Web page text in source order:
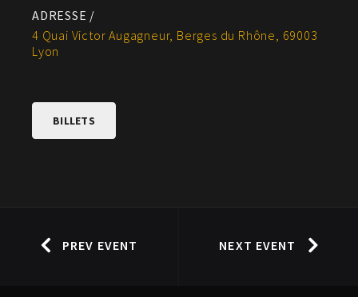
ADRESSE /
4 Quai Victor Augagneur, Berges du Rhône, 69003
Lyon
BILLETS
PREV EVENT NEXT EVENT